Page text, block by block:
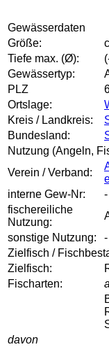
Gewässerdaten
Größe:
Tiefe max. (Ø):
Gewässertyp:
PLZ
Ortslage:
Kreis / Landkreis:
Bundesland:
Nutzung (Angeln,
Verein / Verband:
interne Gew-Nr:
-
fischereiliche
Nutzung:
sonstige Nutzung:
-
Zielfisch /
Zielfisch:
Fischarten:
davon